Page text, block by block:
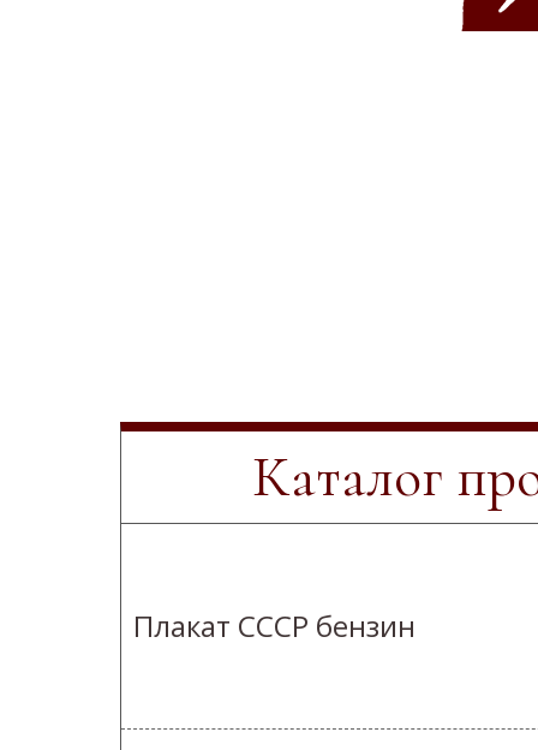
Каталог
Плакат СССР бензин